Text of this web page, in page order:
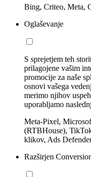
Bing, Criteo, Meta,
Oglaševanje
S sprejetjem teh
prilagojene vašim
promocije za naše
osnovi vašega
merimo njihov
uporabljamo
Meta-Pixel,
(RTBHouse),
klikov, Ads
Razširjen